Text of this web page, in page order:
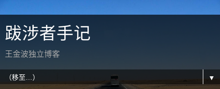
跋涉者手记
王金波独立博客
▼